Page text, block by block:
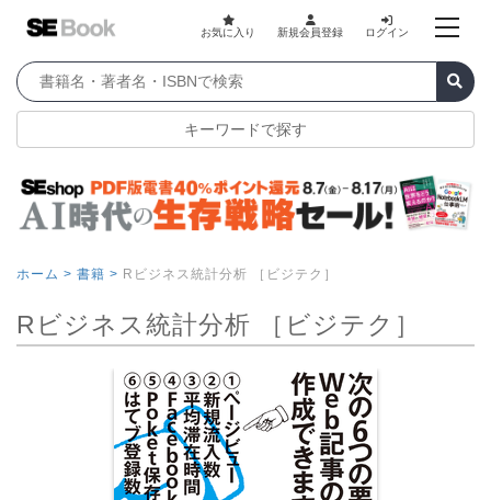
お気に入り 新規会員登録 ログイン
キーワードで探す
ホーム > 書籍 > Rビジネス統計分析 ［ビジテク］
Rビジネス統計分析 ［ビジテク］